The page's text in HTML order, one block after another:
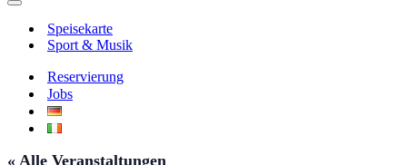
Navigationsmenü
Speisekarte
Sport & Musik
Reservierung
Jobs
« Alle Veranstaltungen